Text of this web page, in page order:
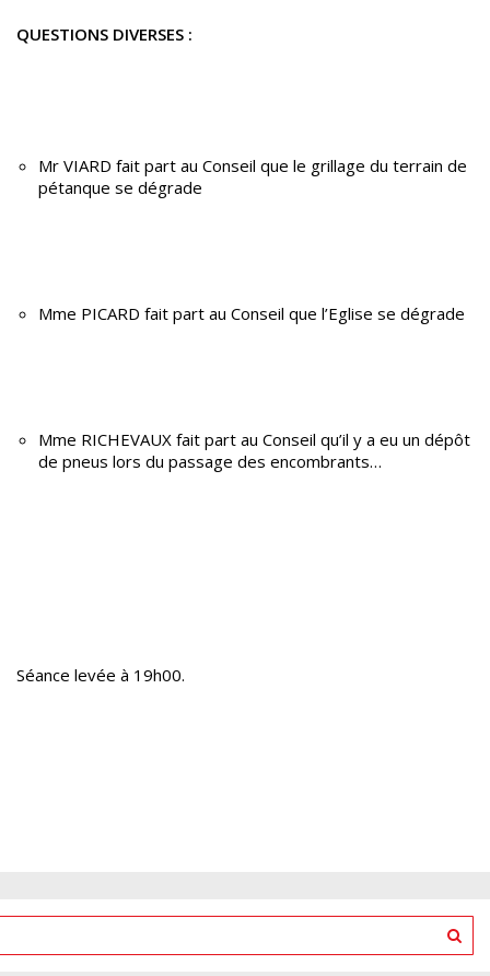
QUESTIONS DIVERSES :
Mr VIARD fait part au Conseil que le grillage du terrain de
pétanque se dégrade
Mme PICARD fait part au Conseil que l’Eglise se dégrade
Mme RICHEVAUX fait part au Conseil qu’il y a eu un dépôt
de pneus lors du passage des encombrants…
Séance levée à 19h00.